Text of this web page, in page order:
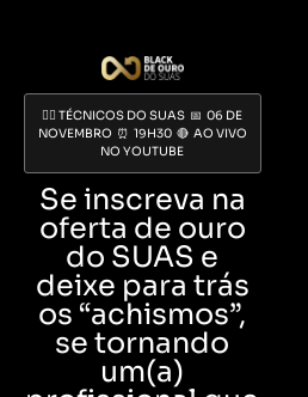
👩‍⚕️ TÉCNICOS DO SUAS 📅 06 DE
NOVEMBRO ⏰ 19H30 🔴 AO VIVO
NO YOUTUBE
Se inscreva na
oferta de ouro
do SUAS e
deixe para trás
os “achismos”,
se tornando
um(a)